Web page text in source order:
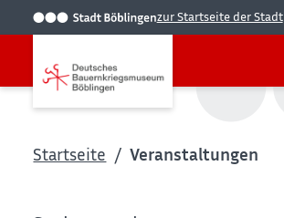
zur Startseite der Stadt
Startseite Veranstaltungen